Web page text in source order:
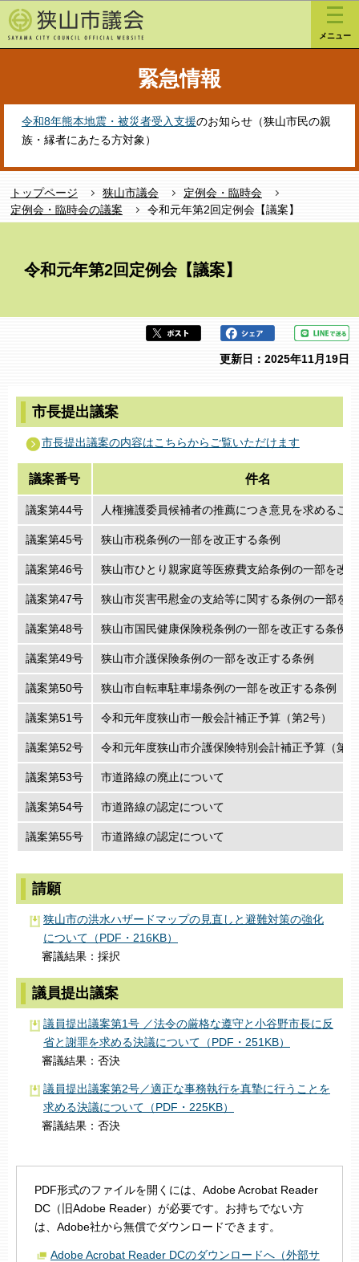
の
ペ
す
このページの本文へ移動
メニュー
緊急情報
令和8年熊本地震・被災者受入支援のお知らせ（狭山市民の親
族・縁者にあたる方対象）
トップページ 狭山市議会
定例会・臨時会
定例会・臨時会の議案
令和元年第2回定例会【議案】
令和元年第2回定例会【議案】
更新日：2025年11月19日
市長提出議案
市長提出議案の内容はこちらからご覧いただけます
議案番号 件名
議案第44号 人権擁護委員候補者の推薦につき意見を求めるこ
議案第45号 狭山市税条例の一部を改正する条例
議案第46号 狭山市ひとり親家庭等医療費支給条例の一部を改
議案第47号 狭山市災害弔慰金の支給等に関する条例の一部を
議案第48号 狭山市国民健康保険税条例の一部を改正する条例
議案第49号 狭山市介護保険条例の一部を改正する条例
議案第50号 狭山市自転車駐車場条例の一部を改正する条例
議案第51号 令和元年度狭山市一般会計補正予算（第2号）
議案第52号 令和元年度狭山市介護保険特別会計補正予算（第1
議案第53号 市道路線の廃止について
議案第54号 市道路線の認定について
議案第55号 市道路線の認定について
請願
狭山市の洪水ハザードマップの見直しと避難対策の強化
について（PDF・216KB）
審議結果：採択
議員提出議案
議員提出議案第1号 ／法令の厳格な遵守と小谷野市長に反
省と謝罪を求める決議について（PDF・251KB）
審議結果：否決
議員提出議案第2号／適正な事務執行を真摯に行うことを
求める決議について（PDF・225KB）
審議結果：否決
PDF形式のファイルを開くには、Adobe Acrobat Reader
DC（旧Adobe Reader）が必要です。お持ちでない方
は、Adobe社から無償でダウンロードできます。
Adobe Acrobat Reader DCのダウンロードへ（外部サ